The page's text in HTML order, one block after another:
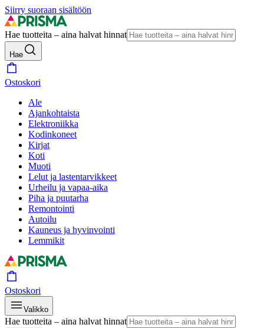
Siirry suoraan sisältöön
Hae tuotteita – aina halvat hinnat
Hae
Ostoskori
Ale
Ajankohtaista
Elektroniikka
Kodinkoneet
Kirjat
Koti
Muoti
Lelut ja lastentarvikkeet
Urheilu ja vapaa-aika
Piha ja puutarha
Remontointi
Autoilu
Kauneus ja hyvinvointi
Lemmikit
Ostoskori
Valikko
Hae tuotteita – aina halvat hinnat